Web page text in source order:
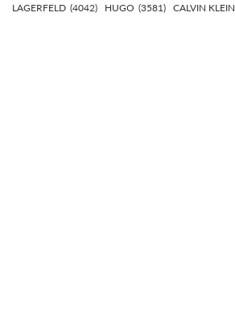
LAGERFELD (4042) HUGO (3581) CALVIN KLEIN